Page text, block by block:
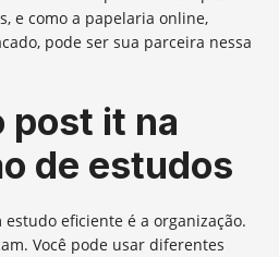
e como a papelaria online,
pode ser sua parceira nessa
post it na
de estudos
eficiente é a organização.
Você pode usar diferentes